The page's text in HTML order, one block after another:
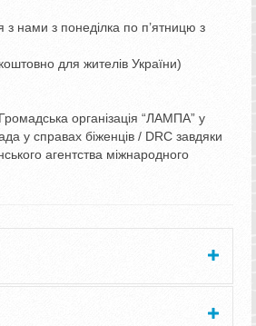
з нами з понеділка по п’ятницю з
для жителів України)
організація “ЛАМПА” у
у справах біженців / DRC завдяки
агентства міжнародного